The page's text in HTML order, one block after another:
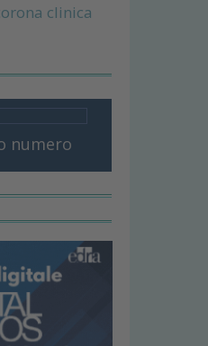
clinica
numero